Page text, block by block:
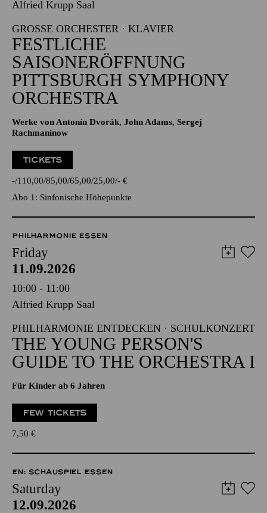
Alfried Krupp Saal
GROSSE ORCHESTER · KLAVIER
FESTLICHE
SAISONERÖFFNUNG
PITTSBURGH SYMPHONY
ORCHESTRA
Werke von Antonín Dvorák, John Adams, Sergej
Rachmaninow
TICKETS
- 110,00 85,00 65,00 25,00 - €
Abo 1: Sinfonische Höhepunkte
PHILHARMONIE ESSEN
Friday
11.09.2026
10:00 - 11:00
Alfried Krupp Saal
PHILHARMONIE ENTDECKEN · SCHULKONZERT
THE YOUNG PERSON'S
GUIDE TO THE ORCHESTRA I
Für Kinder ab 6 Jahren
FEW TICKETS
7,50 €
EN: SCHAUSPIEL ESSEN
Saturday
12.09.2026